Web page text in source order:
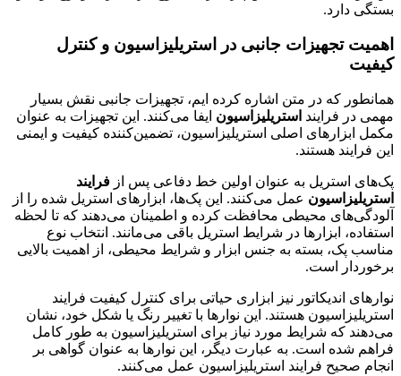
بستگی دارد.
اهمیت تجهیزات جانبی در استریلیزاسیون و کنترل
کیفیت
همانطور که در متن اشاره کرده ایم، تجهیزات جانبی نقش بسیار
مهمی در فرایند استریلیزاسیون ایفا می‌کنند. این تجهیزات به عنوان
مکمل ابزارهای اصلی استریلیزاسیون، تضمین‌کننده کیفیت و ایمنی
این فرایند هستند.
پک‌های استریل به عنوان اولین خط دفاعی پس از فرایند
استریلیزاسیون عمل می‌کنند. این پک‌ها، ابزارهای استریل شده را از
آلودگی‌های محیطی محافظت کرده و اطمینان می‌دهند که تا لحظه
استفاده، ابزارها در شرایط استریل باقی می‌مانند. انتخاب نوع
مناسب پک، بسته به جنس ابزار و شرایط محیطی، از اهمیت بالایی
برخوردار است.
نوارهای اندیکاتور نیز ابزاری حیاتی برای کنترل کیفیت فرایند
استریلیزاسیون هستند. این نوارها با تغییر رنگ یا شکل خود، نشان
می‌دهند که شرایط مورد نیاز برای استریلیزاسیون به طور کامل
فراهم شده است. به عبارت دیگر، این نوارها به عنوان گواهی بر
انجام صحیح فرایند استریلیزاسیون عمل می‌کنند.